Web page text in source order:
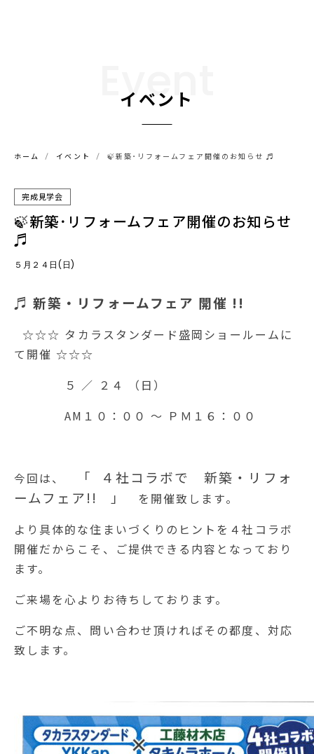
イベント
Event
ホーム イベント 🍃新築･リフォームフェア開催のお知らせ ♬
完成見学会
🍃新築･リフォームフェア開催のお知らせ
♬
５月２４日(日)
♬ 新築・リフォームフェア 開催 !!
☆☆☆ タカラスタンダード盛岡ショールームに
て開催 ☆☆☆
５ ／ ２４ （日）
AM１０：００ ～ ＰＭ１６：００
今回は、
「 ４社コラボで 新築・リフォ
ームフェア!! 」
を開催致します。
より具体的な住まいづくりのヒントを４社コラボ
開催だからこそ、ご提供できる内容となっており
ます。
ご来場を心よりお待ちしております。
ご不明な点、問い合わせ頂ければその都度、対応
致します。